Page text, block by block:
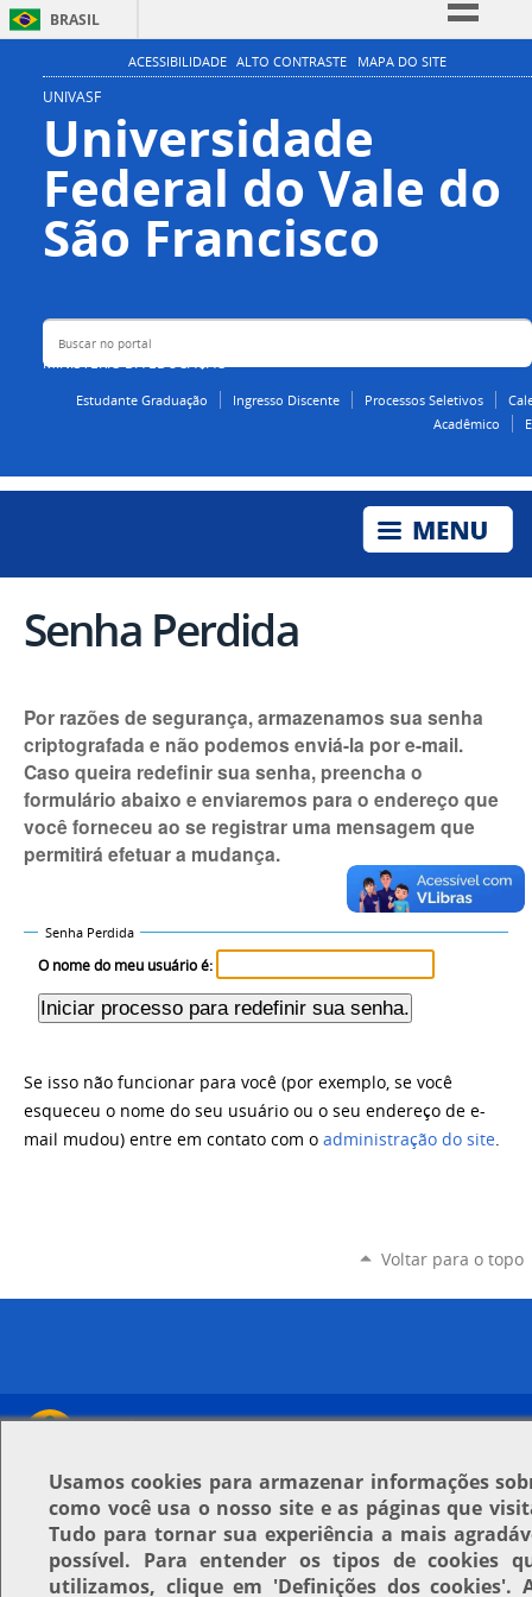
BRASIL
Simplifique!
Participe
Acesso à informação
Legislação
Canais
ACESSIBILIDADE ALTO CONTRASTE MAPA DO SITE
UNIVASF
Universidade
Federal do Vale do
São Francisco
MINISTÉRIO DA EDUCAÇÃO
Buscar no portal
Estudante Graduação Ingresso Discente Processos Seletivos
Acadêmico
Senha Perdida
Por razões de segurança, armazenamos sua senha
criptografada e não podemos enviá-la por e-mail.
Caso queira redefinir sua senha, preencha o
formulário abaixo e enviaremos para o endereço que
você forneceu ao se registrar uma mensagem que
permitirá efetuar a mudança.
Senha Perdida
O nome do meu usuário é:
Se isso não funcionar para você (por exemplo, se você
esqueceu o nome do seu usuário ou o seu endereço de e-
mail mudou) entre em contato com o administração do site.
Voltar para o topo
Usamoscookies para armazenar informações
como você usa o nosso site e as páginas que
Tudo para tornar sua experiência a mais
possível. Para entender os tipos de cookies
utilizamos, clique em 'Definições dos cookies'.